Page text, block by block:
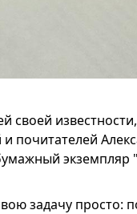
своей
почитателей
экземпляр
задачу просто: